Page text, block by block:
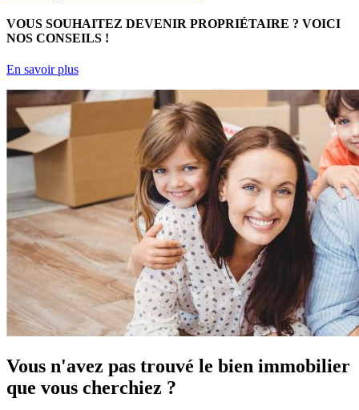
VOUS SOUHAITEZ DEVENIR PROPRIÉTAIRE ? VOICI
NOS CONSEILS !
En savoir plus
Vous n'avez pas trouvé le bien immobilier
que vous cherchiez ?